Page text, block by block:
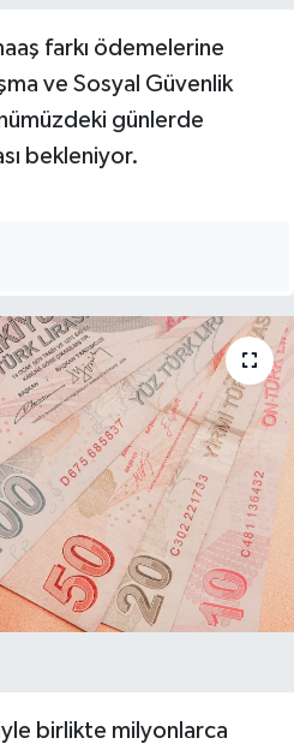
farkı ödemelerine
ve Sosyal Güvenlik
günlerde
bekleniyor.
birlikte milyonlarca